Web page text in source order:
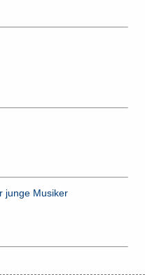
junge Musiker